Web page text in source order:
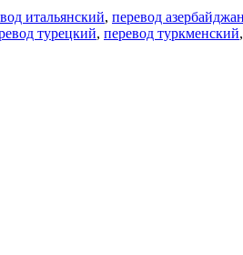
итальянский, перевод
турецкий, перевод туркменский,